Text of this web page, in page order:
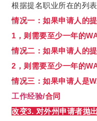
根据提名职业所在的列
情况一：如果申请人的
1，则需要至少一年的
情况二：如果申请人的
2，则需要至少一年的
情况三：如果申请人是
工作经验/合同
改变3. 对外州申请者抛